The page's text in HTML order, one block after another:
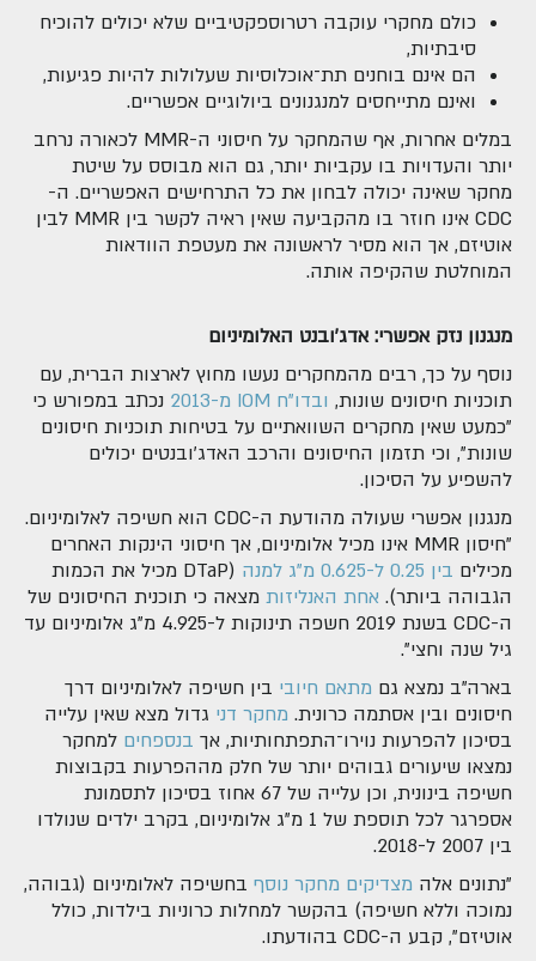
כולם מחקרי עוקבה רטרוספקטיביים שלא יכולים להוכיח
סיבתיות,
הם אינם בוחנים תת־אוכלוסיות שעלולות להיות פגיעות,
ואינם מתייחסים למנגנונים ביולוגיים אפשריים.
במלים אחרות, אף שהמחקר על חיסוני ה-MMR לכאורה נרחב
יותר והעדויות בו עקביות יותר, גם הוא מבוסס על שיטת
מחקר שאינה יכולה לבחון את כל התרחישים האפשריים. ה-
CDC אינו חוזר בו מהקביעה שאין ראיה לקשר בין MMR לבין
אוטיזם, אך הוא מסיר לראשונה את מעטפת הוודאות
המוחלטת שהקיפה אותה.
מנגנון נזק אפשרי: אדג'ובנט האלומיניום
נוסף על כך, רבים מהמחקרים נעשו מחוץ לארצות הברית, עם
תוכניות חיסונים שונות, ובדו"ח IOM מ-2013
נכתב במפורש כי
"כמעט שאין מחקרים השוואתיים על בטיחות תוכניות חיסונים
שונות", וכי תזמון החיסונים והרכב האדג'ובנטים יכולים
להשפיע על הסיכון.
מנגנון אפשרי שעולה מהודעת ה-CDC הוא חשיפה לאלומיניום.
"חיסון MMR אינו מכיל אלומיניום, אך חיסוני הינקות האחרים
מכילים בין 0.25 ל-0.625 מ"ג למנה
(DTaP מכיל את הכמות
הגבוהה ביותר). אחת האנליזות מצאה כי תוכנית החיסונים של
ה-CDC בשנת 2019 חשפה תינוקות ל-4.925 מ"ג אלומיניום עד
גיל שנה וחצי".
בארה"ב נמצא גם מתאם חיובי בין חשיפה לאלומיניום דרך
חיסונים ובין אסתמה כרונית. מחקר דני גדול מצא שאין עלייה
בסיכון להפרעות נוירו־התפתחותיות, אך בנספחים למחקר
נמצאו שיעורים גבוהים יותר של חלק מההפרעות בקבוצות
חשיפה בינונית, וכן עלייה של 67 אחוז בסיכון לתסמונת
אספרגר לכל תוספת של 1 מ"ג אלומיניום, בקרב ילדים שנולדו
בין 2007 ל-2018.
"נתונים אלה מצדיקים מחקר נוסף בחשיפה לאלומיניום (גבוהה,
נמוכה וללא חשיפה) בהקשר למחלות כרוניות בילדות, כולל
אוטיזם", קבע ה-CDC בהודעתו.